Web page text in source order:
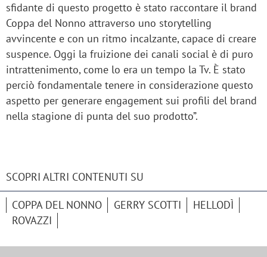
sfidante di questo progetto è stato raccontare il brand
Coppa del Nonno attraverso uno storytelling
avvincente e con un ritmo incalzante, capace di creare
suspence. Oggi la fruizione dei canali social è di puro
intrattenimento, come lo era un tempo la Tv. È stato
perciò fondamentale tenere in considerazione questo
aspetto per generare engagement sui profili del brand
nella stagione di punta del suo prodotto”.
SCOPRI ALTRI CONTENUTI SU
COPPA DEL NONNO GERRY SCOTTI
HELLODÌ
ROVAZZI